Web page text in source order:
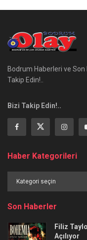
Bodrum Haberleri ve Son
Takip Edin!..
Bizi Takip Edin!..
Haber Kategorileri
Kategorileri
Son Haberler
Filiz
Açılıyor